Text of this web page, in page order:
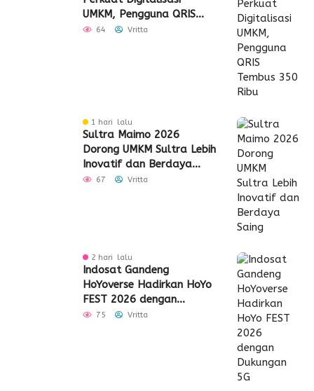
UMKM, Pengguna QRIS
Tembus 350 Ribu
64 Vritta
1 hari lalu
Sultra Maimo 2026
Dorong UMKM Sultra Lebih
Inovatif dan Berdaya
Saing
67 Vritta
2 hari lalu
Indosat Gandeng
HoYoverse Hadirkan HoYo
FEST 2026 dengan
Dukungan 5G
75 Vritta